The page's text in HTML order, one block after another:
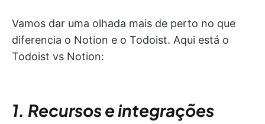
Vamos dar uma olhada mais de perto no que
diferencia o Notion e o Todoist. Aqui está o
Todoist vs Notion:
1. Recursos e integrações